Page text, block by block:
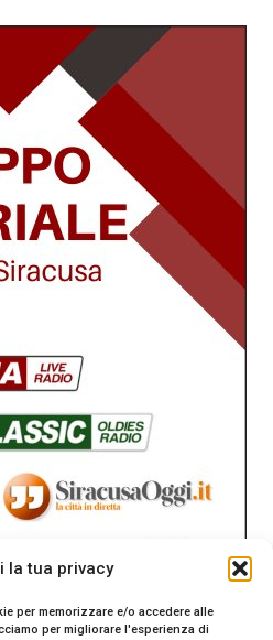
la tua privacy
per memorizzare e/o accedere alle
per migliorare l'esperienza di